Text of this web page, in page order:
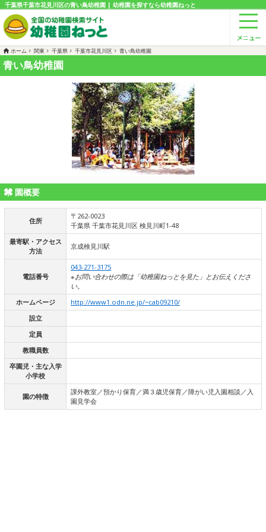
千葉県千葉市花見川区の青い鳥幼稚園 | 幼稚園を探すなら幼稚園ねっと
ホーム 関東 千葉県 千葉市花見川区 青い鳥幼稚園
青い鳥幼稚園
園概要
住所
〒262-0023
千葉県 千葉市花見川区 検見川町1-48
最寄駅・アクセス
方法
京成検見川駅
電話番号
043-271-3175
※お問い合わせの際は「幼稚園ねっとを見た」とお伝えくださ
い。
ホームページ
http://www1.odn.ne.jp/~cab09210/
設立
定員
教職員数
卒園児・主な入学
小学校
園の特徴
課外教室／預かり保育／満３歳児保育／障がい児入園相談／入
園見学会